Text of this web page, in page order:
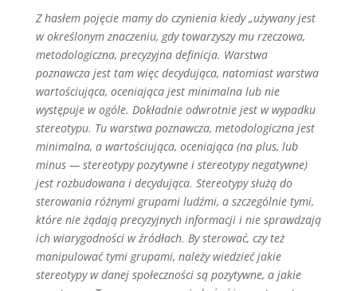
Z hasłem pojęcie mamy do czynienia kiedy „używany jest
w określonym znaczeniu, gdy towarzyszy mu rzeczowa,
metodologiczna, precyzyjna definicja. Warstwa
poznawcza jest tam więc decydująca, natomiast warstwa
wartościująca, oceniająca jest minimalna lub nie
występuje w ogóle. Dokładnie odwrotnie jest w wypadku
stereotypu. Tu warstwa poznawcza, metodologiczna jest
minimalna, a wartościująca, oceniająca (na plus, lub
minus — stereotypy pozytywne i stereotypy negatywne)
jest rozbudowana i decydująca. Stereotypy służą do
sterowania różnymi grupami ludźmi, a szczególnie tymi,
które nie żądają precyzyjnych informacji i nie sprawdzają
ich wiarygodności w źródłach. By sterować, czy też
manipulować tymi grupami, należy wiedzieć jakie
stereotypy w danej społeczności są pozytywne, a jakie